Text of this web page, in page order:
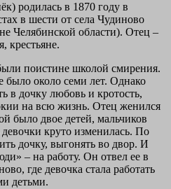
родилась в 1870 году в
в шести от села Чудиново
Челябинской области). Отец –
крестьяне.
поистине школой смирения.
около семи лет. Однако
в дочку любовь и кротость,
на всю жизнь. Отец женился
было двое детей, мальчиков
круто изменилась. По
дочку, выгонять во двор. И
– на работу. Он отвел ее в
где девочка стала работать
детьми.